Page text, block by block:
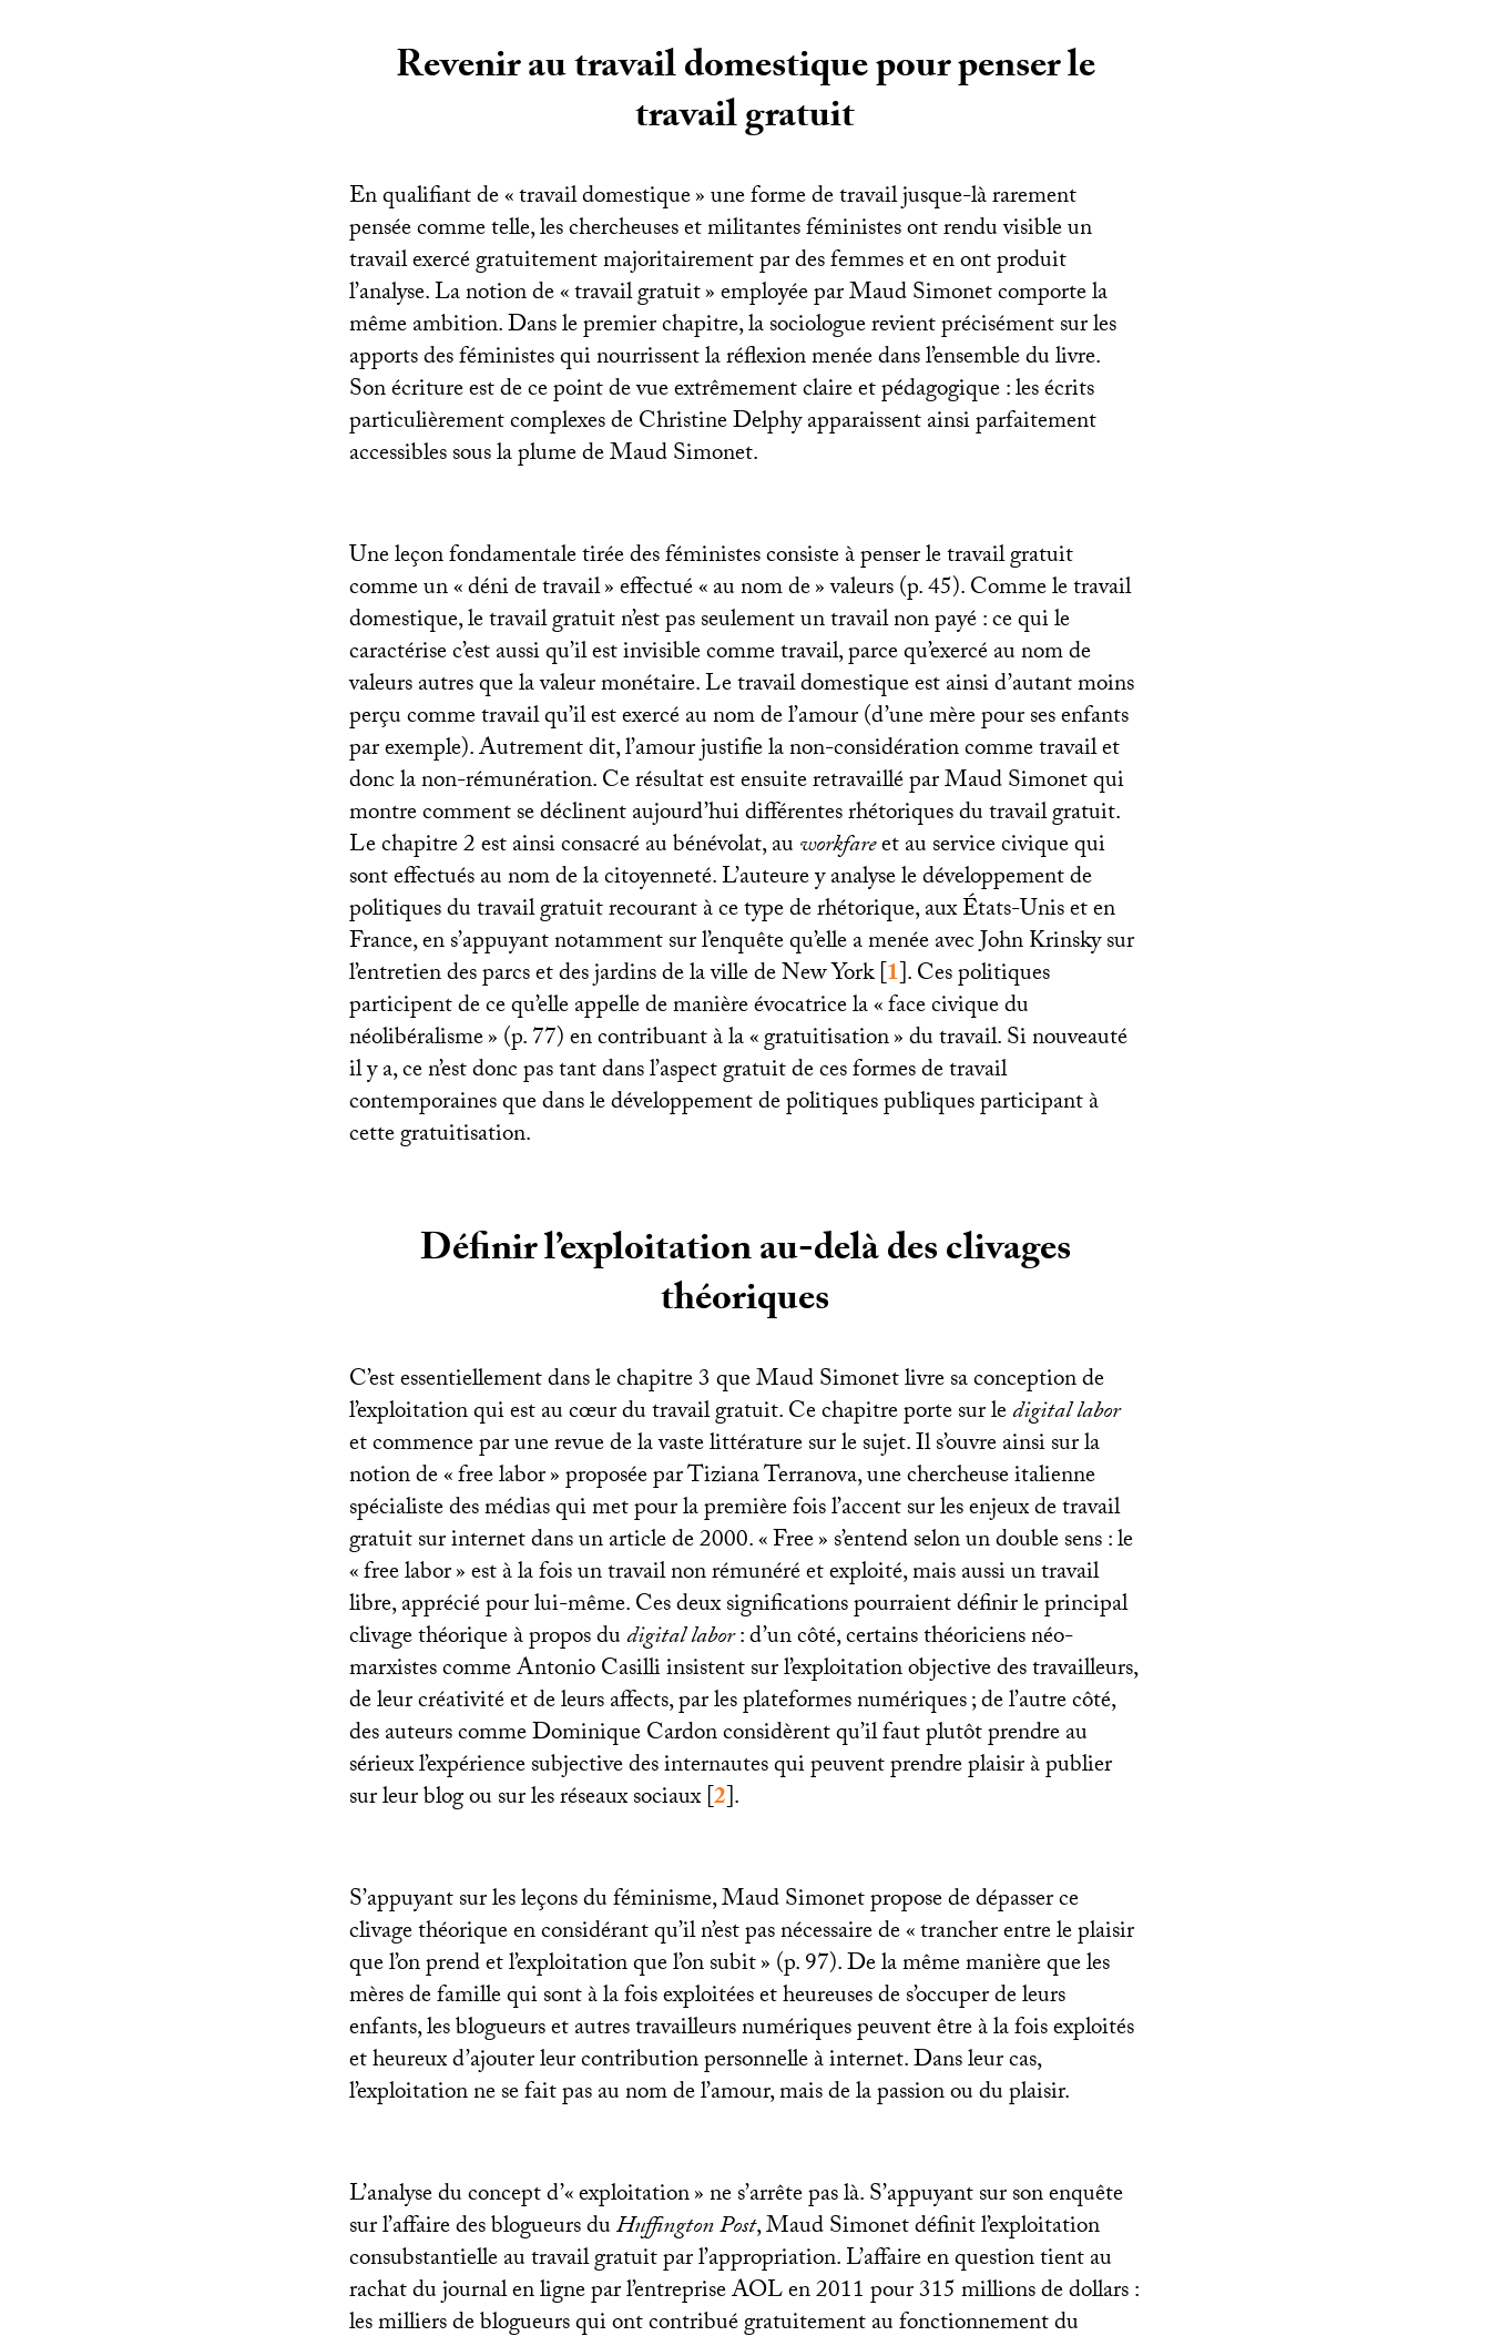
Revenir au travail domestique pour penser le
travail gratuit
En qualifiant de «travail domestique» une forme de travail jusque-là rarement
pensée comme telle, les chercheuses et militantes féministes ont rendu visible un
travail exercé gratuitement majoritairement par des femmes et en ont produit
l’analyse. La notion de «travail gratuit» employée par Maud Simonet comporte la
même ambition. Dans le premier chapitre, la sociologue revient précisément sur les
apports des féministes qui nourrissent la réflexion menée dans l’ensemble du livre.
Son écriture est de ce point de vue extrêmement claire et pédagogique : les écrits
particulièrement complexes de Christine Delphy apparaissent ainsi parfaitement
accessibles sous la plume de Maud Simonet.
Une leçon fondamentale tirée des féministes consiste à penser le travail gratuit
comme un «déni de travail» effectué «au nom de» valeurs (p. 45). Comme le travail
domestique, le travail gratuit n’est pas seulement un travail non payé : ce qui le
caractérise c’est aussi qu’il est invisible comme travail, parce qu’exercé au nom de
valeurs autres que la valeur monétaire. Le travail domestique est ainsi d’autant moins
perçu comme travail qu’il est exercé au nom de l’amour (d’une mère pour ses enfants
par exemple). Autrement dit, l’amour justifie la non-considération comme travail et
donc la non-rémunération. Ce résultat est ensuite retravaillé par Maud Simonet qui
montre comment se déclinent aujourd’hui différentes rhétoriques du travail gratuit.
Le chapitre 2 est ainsi consacré au bénévolat, auworkfareet au service civique qui
sont effectués au nom de la citoyenneté. L’auteure y analyse le développement de
politiques du travail gratuit recourant à ce type de rhétorique, aux États-Unis et en
France, en s’appuyant notamment sur l’enquête qu’elle a menée avec John Krinsky sur
l’entretien des parcs et des jardins de la ville de New York[1]. Ces politiques
participent de ce qu’elle appelle de manière évocatrice la «face civique du
néolibéralisme» (p. 77) en contribuant à la «gratuitisation» du travail. Si nouveauté
il y a, ce n’est donc pas tant dans l’aspect gratuit de ces formes de travail
contemporaines que dans le développement de politiques publiques participant à
cette gratuitisation.
Définir l’exploitation au-delà des clivages
théoriques
C’est essentiellement dans le chapitre 3 que Maud Simonet livre sa conception de
l’exploitation qui est au cœur du travail gratuit. Ce chapitre porte sur ledigital labor
et commence par une revue de la vaste littérature sur le sujet. Il s’ouvre ainsi sur la
notion de «free labor» proposée par Tiziana Terranova, une chercheuse italienne
spécialiste des médias qui met pour la première fois l’accent sur les enjeux de travail
gratuit sur internet dans un article de 2000. «Free» s’entend selon un double sens : le
«free labor» est à la fois un travail non rémunéré et exploité, mais aussi un travail
libre, apprécié pour lui-même. Ces deux significations pourraient définir le principal
clivage théorique à propos dudigital labor: d’un côté, certains théoriciens néo-
marxistes comme Antonio Casilli insistent sur l’exploitation objective des travailleurs,
de leur créativité et de leurs affects, par les plateformes numériques; de l’autre côté,
des auteurs comme Dominique Cardon considèrent qu’il faut plutôt prendre au
sérieux l’expérience subjective des internautes qui peuvent prendre plaisir à publier
sur leur blog ou sur les réseaux sociaux[2].
S’appuyant sur les leçons du féminisme, Maud Simonet propose de dépasser ce
clivage théorique en considérant qu’il n’est pas nécessaire de «trancher entre le plaisir
que l’on prend et l’exploitation que l’on subit» (p. 97). De la même manière que les
mères de famille qui sont à la fois exploitées et heureuses de s’occuper de leurs
enfants, les blogueurs et autres travailleurs numériques peuvent être à la fois exploités
et heureux d’ajouter leur contribution personnelle à internet. Dans leur cas,
l’exploitation ne se fait pas au nom de l’amour, mais de la passion ou du plaisir.
L’analyse du concept d’«exploitation» ne s’arrête pas là. S’appuyant sur son enquête
sur l’affaire des blogueurs duHuffington Post, Maud Simonet définit l’exploitation
consubstantielle au travail gratuit par l’appropriation. L’affaire en question tient au
rachat du journal en ligne par l’entrepriseAOLen 2011 pour 315 millions de dollars :
les milliers de blogueurs qui ont contribué gratuitement au fonctionnement du